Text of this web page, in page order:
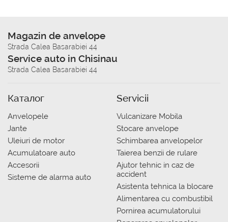
Magazin de anvelope
Strada Calea Basarabiei 44
Service auto in Chisinau
Strada Calea Basarabiei 44
Каталог
Anvelopele
Jante
Uleiuri de motor
Acumulatoare auto
Accesorii
Sisteme de alarma auto
Servicii
Vulcanizare Mobila
Stocare anvelope
Schimbarea anvelopelor
Taierea benzii de rulare
Ajutor tehnic in caz de
accident
Asistenta tehnica la blocare
Alimentarea cu combustibil
Pornirea acumulatorului